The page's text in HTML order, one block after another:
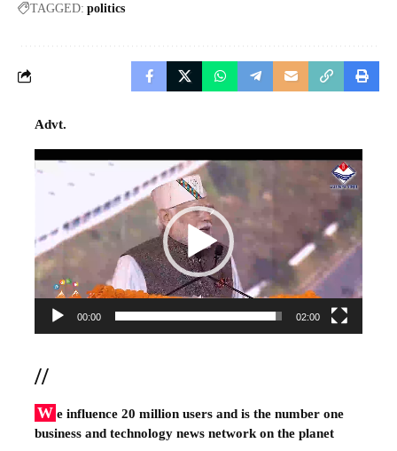
TAGGED: politics
Advt.
Video
00:00 02:00
//
W e influence 20 million users and is the number one
business and technology news network on the planet